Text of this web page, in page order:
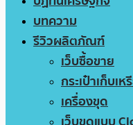
บทความ
รีวิวผลิตภัณฑ์
เว็บซื้อขาย
กระเป๋าเก็บเ
เครื่องขุด